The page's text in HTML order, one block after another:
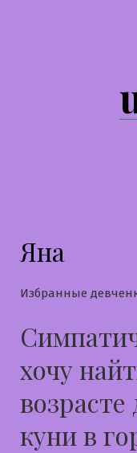
Яна
Избранные
хочу
куни в